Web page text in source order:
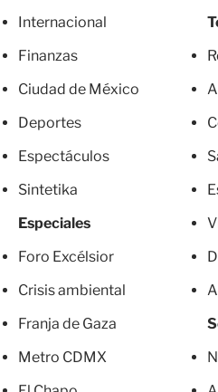
Internacional
Finanzas
Ciudad de México
Deportes
Espectáculos
Sintetika
Especiales
Foro Excélsior
Crisis ambiental
Franja de Gaza
Metro CDMX